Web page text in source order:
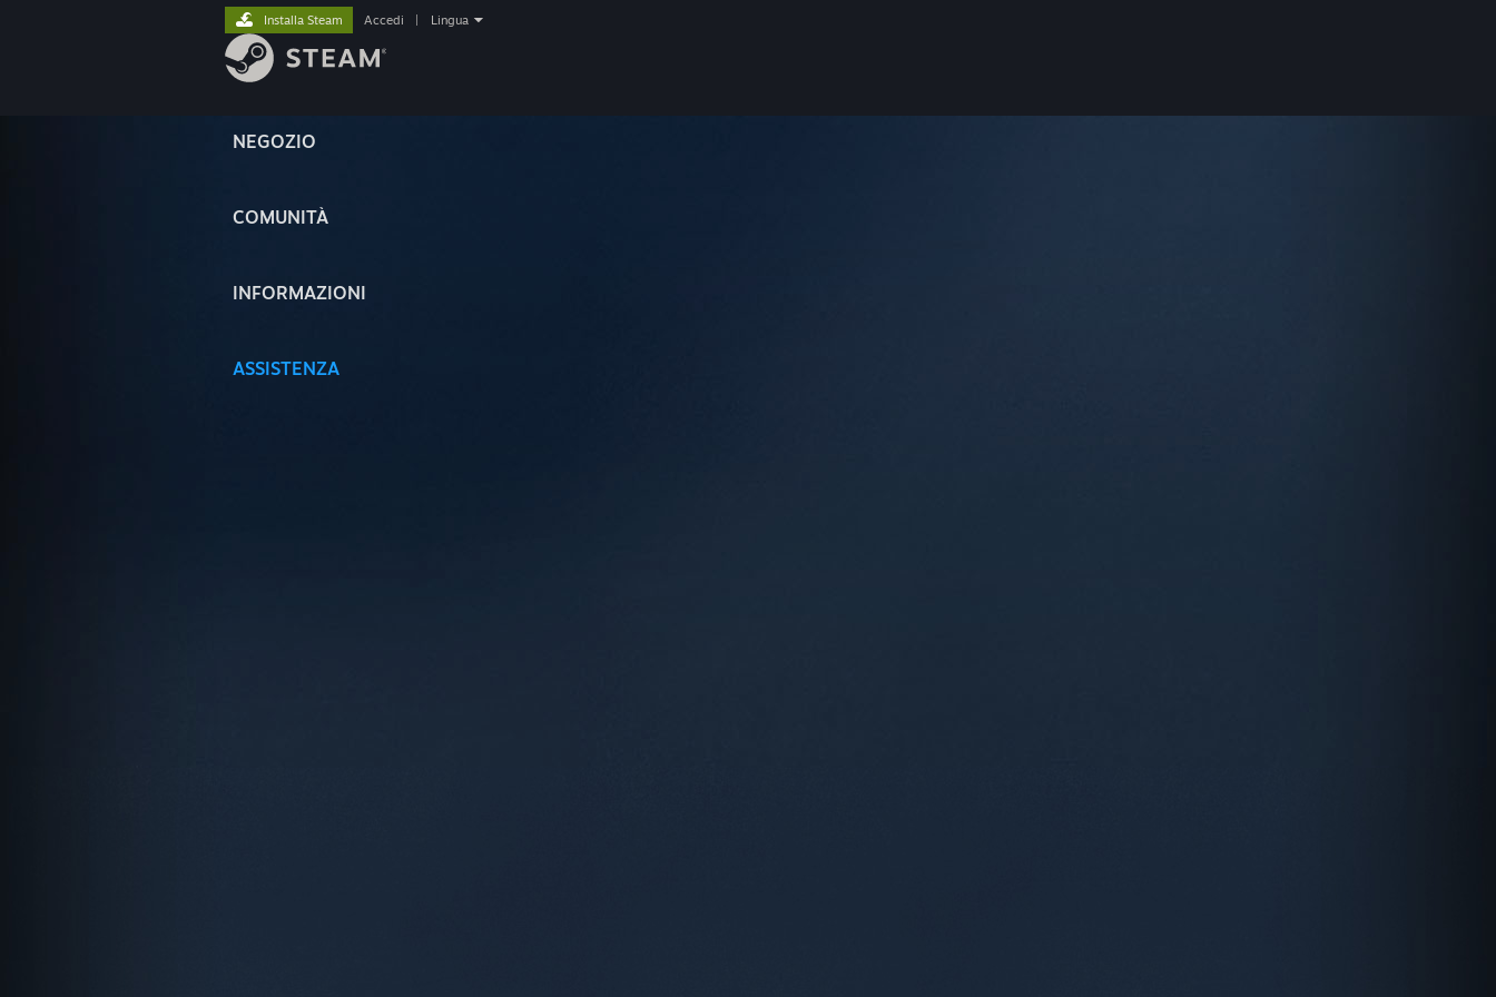
NEGOZIO
COMUNITÀ
INFORMAZIONI
ASSISTENZA
Installa Steam Accedi Lingua